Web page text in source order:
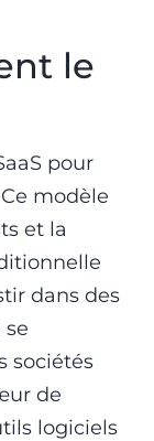
le
pour
modèle
et la
dans des
sociétés
de
logiciels